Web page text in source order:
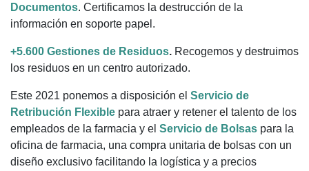
Documentos. Certificamos la destrucción de la
información en soporte papel.
+5.600 Gestiones de Residuos. Recogemos y destruimos
los residuos en un centro autorizado.
Este 2021 ponemos a disposición el Servicio de
Retribución Flexible para atraer y retener el talento de los
empleados de la farmacia y el Servicio de Bolsas para la
oficina de farmacia, una compra unitaria de bolsas con un
diseño exclusivo facilitando la logística y a precios